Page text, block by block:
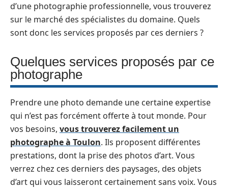
d’une photographie professionnelle, vous trouverez
sur le marché des spécialistes du domaine. Quels
sont donc les services proposés par ces derniers ?
Quelques services proposés par ce
photographe
Prendre une photo demande une certaine expertise
qui n’est pas forcément offerte à tout monde. Pour
vos besoins, vous trouverez facilement un
photographe à Toulon. Ils proposent différentes
prestations, dont la prise des photos d’art. Vous
verrez chez ces derniers des paysages, des objets
d’art qui vous laisseront certainement sans voix. Vous